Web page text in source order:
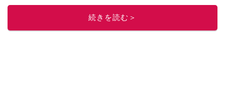
続きを読む＞